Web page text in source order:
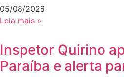
05/08/2026
Leia mais »
Inspetor Quirino
Paraíba e alerta